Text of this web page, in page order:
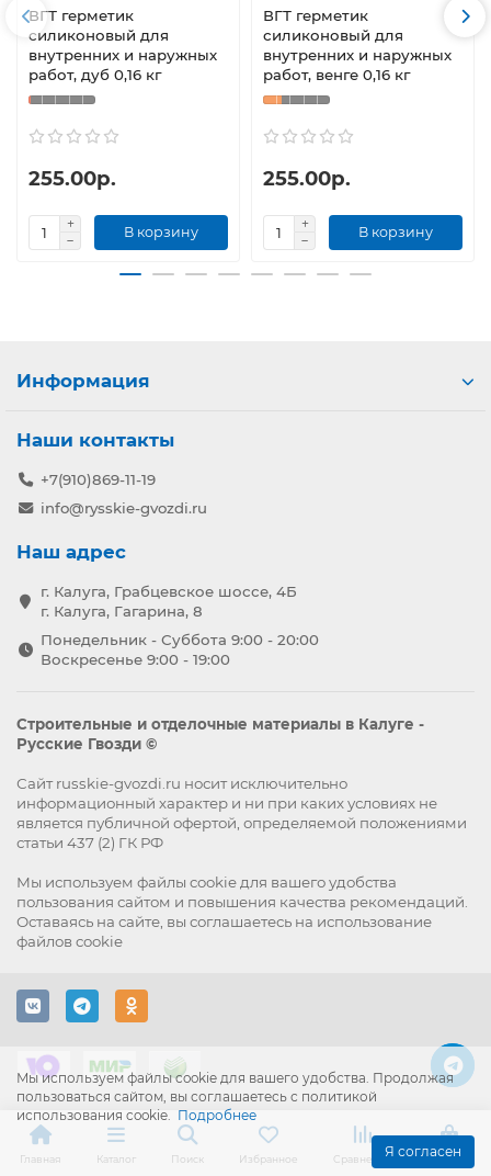
ВГТ герметик
силиконовый для
внутренних и наружных
работ, дуб 0,16 кг
255.00р.
В корзину
ВГТ герметик
силиконовый для
внутренних и наружных
работ, венге 0,16 кг
255.00р.
В корзину
Мы используем файлы cookie для вашего удобства. Продолжая
пользоваться сайтом, вы соглашаетесь с политикой
использования cookie. Подробнее
Я согласен
Информация
Наши контакты
+7(910)869-11-19
info@rysskie-gvozdi.ru
Наш адрес
г. Калуга, Грабцевское шоссе, 4Б
г. Калуга, Гагарина, 8
Понедельник - Суббота 9:00 - 20:00
Воскресенье 9:00 - 19:00
Строительные и отделочные материалы в Калуге -
Русские Гвозди ©
Сайт russkie-gvozdi.ru носит исключительно
информационный характер и ни при каких условиях не
является публичной офертой, определяемой положениями
статьи 437 (2) ГК РФ
Мы используем файлы cookie для вашего удобства
пользования сайтом и повышения качества рекомендаций.
Оставаясь на сайте, вы соглашаетесь на использование
файлов cookie
Главная Каталог Поиск Избранное Сравнение Корзина